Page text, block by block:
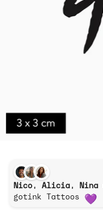
Nico, Alicia, Nina
gotink Tattoos